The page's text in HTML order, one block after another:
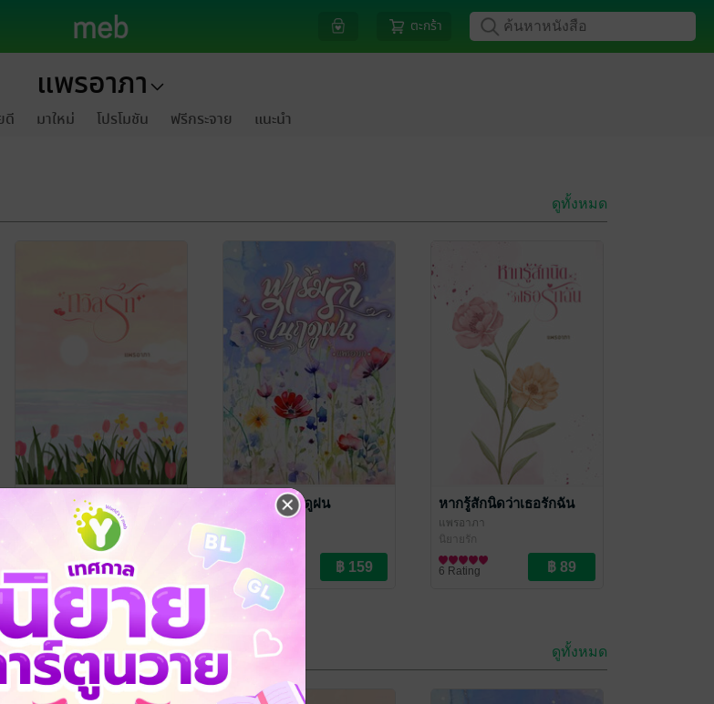
ตะกร้า
แพรอาภา
ดี มาใหม่ โปรโมชัน ฟรีกระจาย แนะนำ
ดูทั้งหมด
3 Rating
ฟาร์มรักในฤดูฝน
นิยายรัก
5 Rating
หากรู้สักนิดว่าเธอรักฉัน
แพรอาภา
นิยายรัก
6 Rating
ดูทั้งหมด